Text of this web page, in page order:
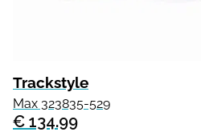
Trackstyle
Max 323835-529
€ 134.99